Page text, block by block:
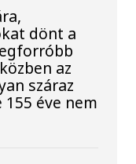
dönt a
az
száraz
éve nem